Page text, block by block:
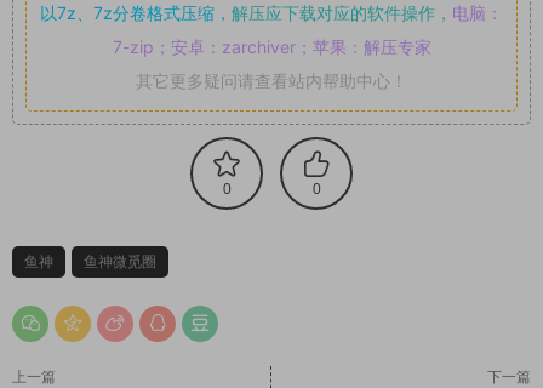
以7z、7z分卷格式压缩， 解压应下载对应的软件操作， 电脑：
7-zip；安卓：zarchiver；苹果：解压专家
其它更多疑问请查看站内帮助中心！
0 0
鱼神 鱼神微觅圈
上一篇 下一篇